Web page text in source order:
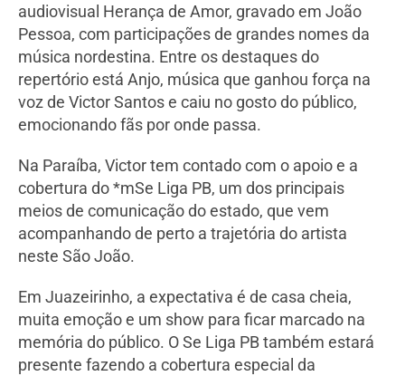
audiovisual Herança de Amor, gravado em João
Pessoa, com participações de grandes nomes da
música nordestina. Entre os destaques do
repertório está Anjo, música que ganhou força na
voz de Victor Santos e caiu no gosto do público,
emocionando fãs por onde passa.
Na Paraíba, Victor tem contado com o apoio e a
cobertura do *mSe Liga PB, um dos principais
meios de comunicação do estado, que vem
acompanhando de perto a trajetória do artista
neste São João.
Em Juazeirinho, a expectativa é de casa cheia,
muita emoção e um show para ficar marcado na
memória do público. O Se Liga PB também estará
presente fazendo a cobertura especial da